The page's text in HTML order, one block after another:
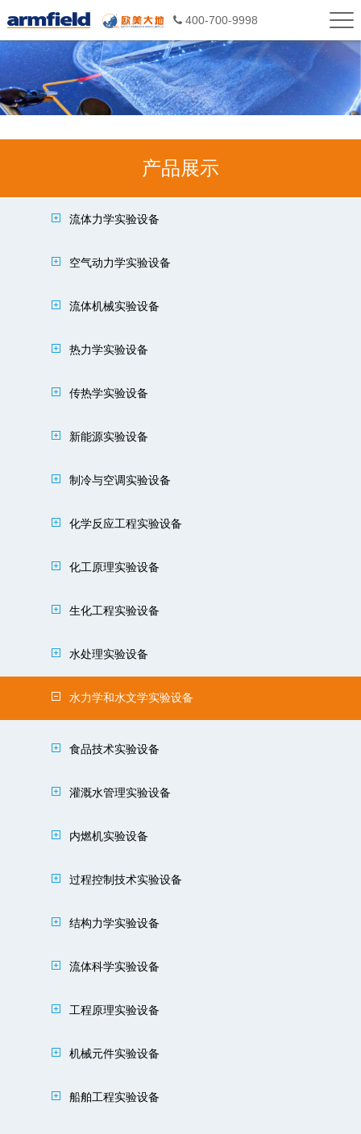
400-700-9998
产品展示
流体力学实验设备
空气动力学实验设备
流体机械实验设备
热力学实验设备
传热学实验设备
新能源实验设备
制冷与空调实验设备
化学反应工程实验设备
化工原理实验设备
生化工程实验设备
水处理实验设备
水力学和水文学实验设备
食品技术实验设备
灌溉水管理实验设备
内燃机实验设备
过程控制技术实验设备
结构力学实验设备
流体科学实验设备
工程原理实验设备
机械元件实验设备
船舶工程实验设备